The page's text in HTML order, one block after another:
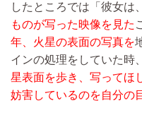
したところでは「彼女は、
ものが写った映像を見た
年、火星の表面の写真を
インの処理をしていた時、
星表面を歩き、写ってほ
妨害しているのを自分の